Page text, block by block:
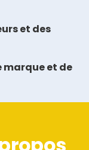
et des
marque et de